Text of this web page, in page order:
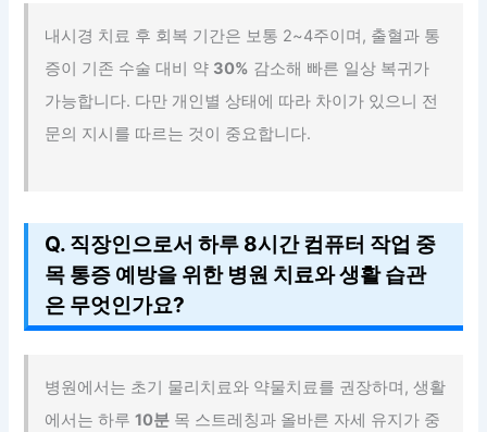
내시경 치료 후 회복 기간은 보통 2~4주이며, 출혈과 통
증이 기존 수술 대비 약 30% 감소해 빠른 일상 복귀가
가능합니다. 다만 개인별 상태에 따라 차이가 있으니 전
문의 지시를 따르는 것이 중요합니다.
Q. 직장인으로서 하루 8시간 컴퓨터 작업 중
목 통증 예방을 위한 병원 치료와 생활 습관
은 무엇인가요?
병원에서는 초기 물리치료와 약물치료를 권장하며, 생활
에서는 하루10분 목 스트레칭과 올바른 자세 유지가 중